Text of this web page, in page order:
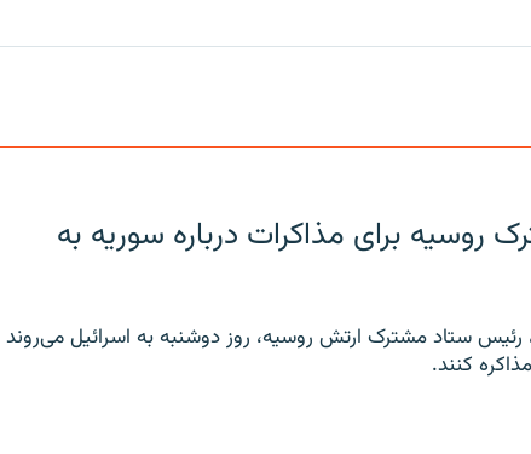
روسیه برای مذاکرات درباره سوریه به
رئیس ستاد مشترک ارتش روسیه، روز دوشنبه به اسرائیل می‌روند
کنند.